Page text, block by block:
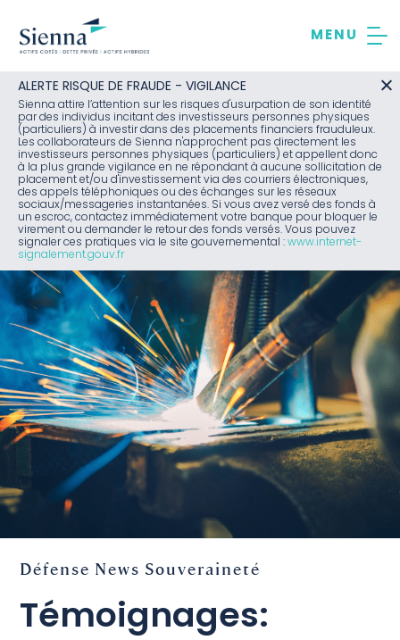
contenu
ALERTE RISQUE DE FRAUDE - VIGILANCE
Sienna attire l’attention sur les risques d'usurpation de son identité
par des individus incitant des investisseurs personnes physiques
(particuliers) à investir dans des placements financiers frauduleux.
Les collaborateurs de Sienna n'approchent pas directement les
investisseurs personnes physiques (particuliers) et appellent donc
à la plus grande vigilance en ne répondant à aucune sollicitation de
placement et/ou d'investissement via des courriers électroniques,
des appels téléphoniques ou des échanges sur les réseaux
sociaux/messageries instantanées. Si vous avez versé des fonds à
un escroc, contactez immédiatement votre banque pour bloquer le
virement ou demander le retour des fonds versés. Vous pouvez
signaler ces pratiques via le site gouvernemental : www.internet-
signalement.gouv.fr
Défense News Souveraineté
Témoignages: